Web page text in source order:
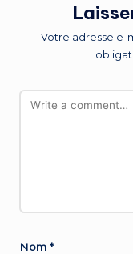
Votre adresse e-
Nom *